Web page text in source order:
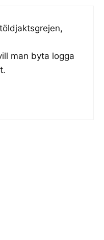
man byta logga